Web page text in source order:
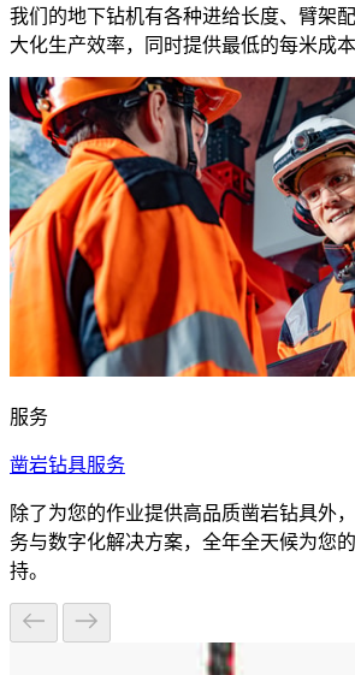
我们的地下钻机有各种进给长度、臂架
大化生产效率，同时提供最低的每米成本
服务
凿岩钻具服务
除了为您的作业提供高品质凿岩钻具外
务与数字化解决方案，全年全天候为您
持。